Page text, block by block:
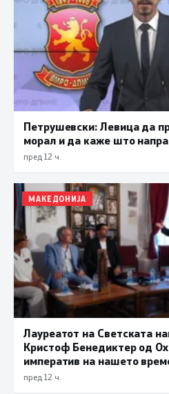
Петрушевски: Левица да
морал и да каже што
пред 12 ч.
МАКЕДОНИЈА
Лауреатот на Светската
Кристоф Бенедиктер од
императив на нашето
пред 12 ч.